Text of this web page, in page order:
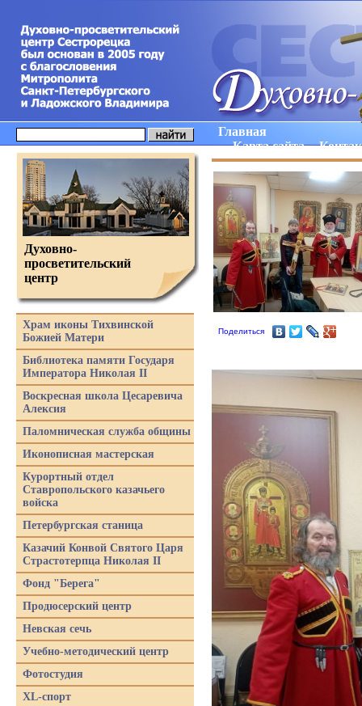
Главная
Карта сайта
Поделиться
Духовно-
просветительский
центр
Храм иконы Тихвинской
Божией Матери
Библиотека памяти Государя
Императора Николая II
Воскресная школа Цесаревича
Алексия
Паломническая служба общины
Иконописная мастерская
Курортный отдел
Ставропольского казачьего
войска
Петербургская станица
Казачий Конвой Святого Царя
Страстотерпца Николая II
Фонд "Берега"
Продюсерский центр
Невская сечь
Учебно-методический центр
Фотостудия
XL-спорт